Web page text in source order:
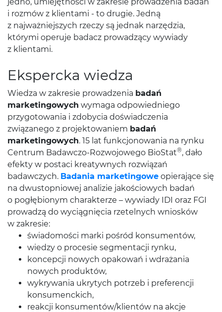
i rozmów z klientami - to drugie. Jedną
z najważniejszych rzeczy są jednak narzędzia,
którymi operuje badacz prowadzący wywiady
z klientami.
Ekspercka wiedza
Wiedza w zakresie prowadzenia badań
marketingowych wymaga odpowiedniego
przygotowania i zdobycia doświadczenia
związanego z projektowaniem badań
marketingowych. 15 lat funkcjonowania na rynku
Centrum Badawczo-Rozwojowego BioStat®, dało
efekty w postaci kreatywnych rozwiązań
badawczych. Badania marketingowe opierające się
na dwustopniowej analizie jakościowych badań
o pogłębionym charakterze – wywiady IDI oraz FGI
prowadzą do wyciągnięcia rzetelnych wniosków
w zakresie:
świadomości marki pośród konsumentów,
wiedzy o procesie segmentacji rynku,
koncepcji nowych opakowań i wdrażania
nowych produktów,
wykrywania ukrytych potrzeb i preferencji
konsumenckich,
reakcji konsumentów/klientów na akcje